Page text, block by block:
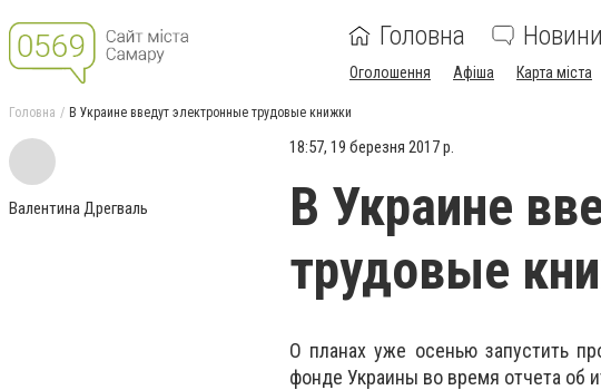
Головна Новини
Оголошення Афіша Карта міста
Головна В Украине введут электронные трудовые книжки
Валентина Дрегваль
18:57, 19 березня 2017 р.
В Украине
трудовые
О планах уже осенью запустить
фонде Украины во время отчета об